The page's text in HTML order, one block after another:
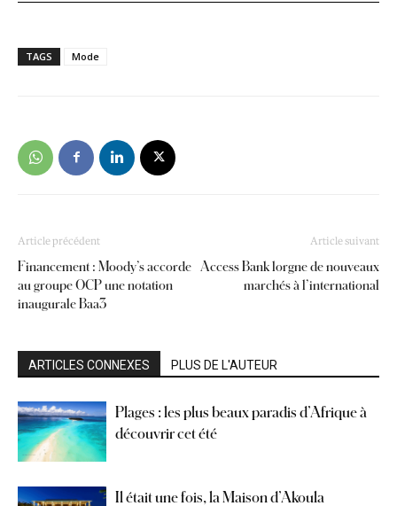
TAGS Mode
Article précédent
Financement : Moody’s accorde
au groupe OCP une notation
inaugurale Baa3
Article suivant
Access Bank lorgne de nouveaux
marchés à l’international
ARTICLES CONNEXES PLUS DE L'AUTEUR
Plages : les plus beaux paradis d’Afrique à
découvrir cet été
Il était une fois, la Maison d’Akoula